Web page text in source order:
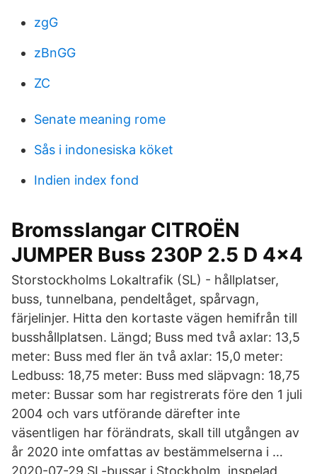
zgG
zBnGG
ZC
Senate meaning rome
Sås i indonesiska köket
Indien index fond
Bromsslangar CITROËN
JUMPER Buss 230P 2.5 D 4x4
Storstockholms Lokaltrafik (SL) - hållplatser,
buss, tunnelbana, pendeltåget, spårvagn,
färjelinjer. Hitta den kortaste vägen hemifrån till
busshållplatsen. Längd; Buss med två axlar: 13,5
meter: Buss med fler än två axlar: 15,0 meter:
Ledbuss: 18,75 meter: Buss med släpvagn: 18,75
meter: Bussar som har registrerats före den 1 juli
2004 och vars utförande därefter inte
väsentligen har förändrats, skall till utgången av
år 2020 inte omfattas av bestämmelserna i …
2020-07-29 SL-bussar i Stockholm, inspelad